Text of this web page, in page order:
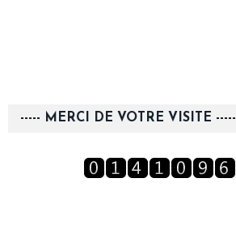
----- MERCI DE VOTRE VISITE -----